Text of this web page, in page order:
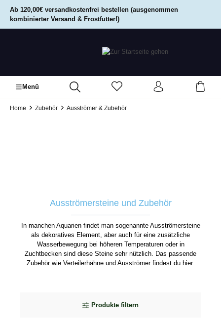
springen
Ab 120,00€ versandkostenfrei bestellen (ausgenommen
kombinierter Versand & Frostfutter!)
Menü
Home Zubehör Ausströmer & Zubehör
Ausströmersteine und Zubehör
In manchen Aquarien findet man sogenannte Ausströmersteine
als dekoratives Element, aber auch für eine zusätzliche
Wasserbewegung bei höheren Temperaturen oder in
Zuchtbecken sind diese Steine sehr nützlich. Das passende
Zubehör wie Verteilerhähne und Ausströmer findest du hier.
Produkte filtern